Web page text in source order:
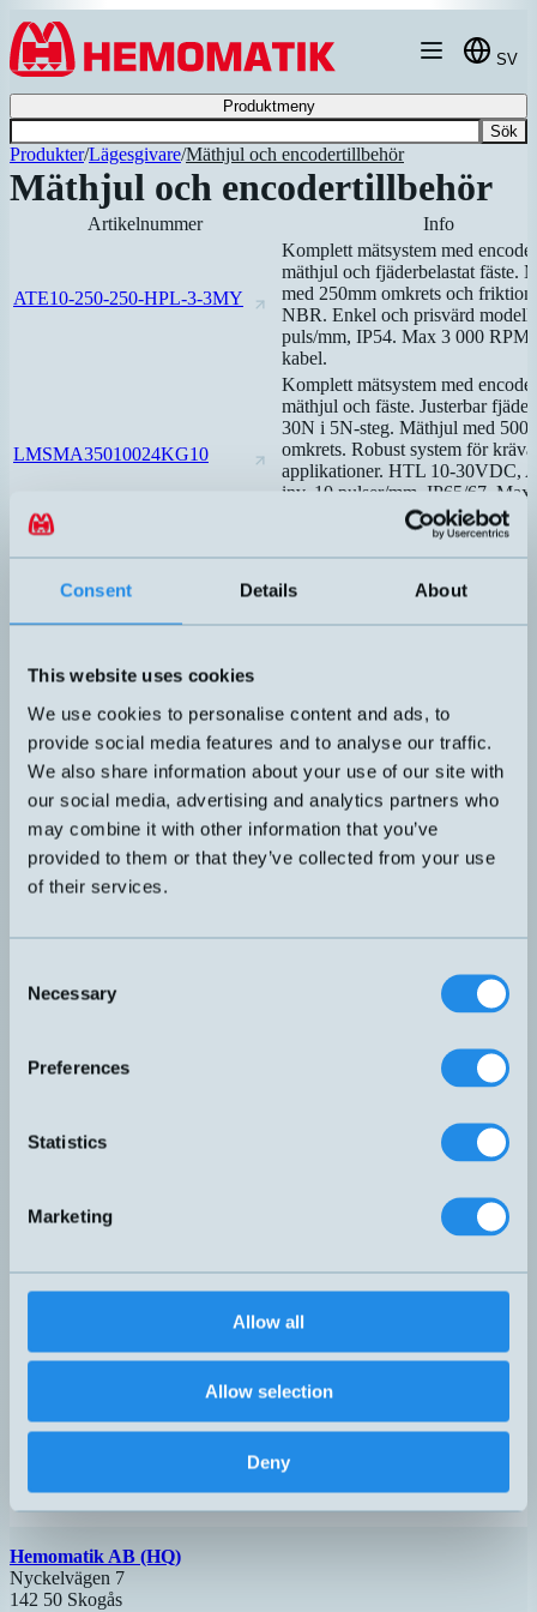
Consent Details About
This website uses cookies
We use cookies to personalise content and ads, to
provide social media features and to analyse our traffic.
We also share information about your use of our site with
our social media, advertising and analytics partners who
may combine it with other information that you’ve
provided to them or that they’ve collected from your use
of their services.
Selection
Necessary
Preferences
Statistics
Marketing
Allow all
Allow selection
Deny
Hoppa till innehållet
SV
Produktmeny
Sök
Produkter/Lägesgivare/Mäthjul och encodertillbehör
Mäthjul och encodertillbehör
Artikelnummer Info
ATE10-250-250-HPL-3-3MY
Komplett mätsystem med
mäthjul och fjäderbelastat fäste.
med 250mm omkrets och
NBR. Enkel och prisvärd modell
puls/mm, IP54. Max 3 000 RPM,
kabel.
LMSMA35010024KG10
Komplett mätsystem med
mäthjul och fäste. Justerbar
30N i 5N-steg. Mäthjul med
omkrets. Robust system för
applikationer. HTL 10-30VDC,
inv. 10 pulser/mm, IP65/67. Max
8 000 RPM. M12
Kompakt mätsystem med
upplösning, upp till 16 384
Mäthjul med 200mm omkrets.
LMSMA22010024KH10
mäthjul och fäste. Justerbar
30N i 5N-steg. Mäthjul med
omkrets. Robust system för
applikationer. HTL 10-30VDC,
inv. 10 pulser/mm, IP65/67. Max
8000RPM. M12
WDGMA10000
Fäste för encoder och mäthjul,
fjäderkraft 20N, 25N och 30N.
Encoderfäste med linjär
fjäderrörelse vid 25N. Passar de
Ø58 encoders med clamping
Mäthjul med 200 mm i omkrets.
för encoder med Ø10mm axel.
rå träyta, plast, golvbeläggning
Mäthjul med 200mm i omkrets.
för: jämn träyta, plast, wire, oljig
papper, texil, wire, papp och tyg
flexibilitet. För Ø6 eller Ø10mm
Vridmomentstålig och elektrisk
polyuretan. Max 3000 varv per
Axelkoppling i aluminium med
klämskruvmontering. Avsedd
Ø10mm axlar. Kopplingen har
och hastighetsöverföring.
M12 Givarkablage med rak
Hemomatik AB (HQ)
Nyckelvägen 7
142 50 Skogås